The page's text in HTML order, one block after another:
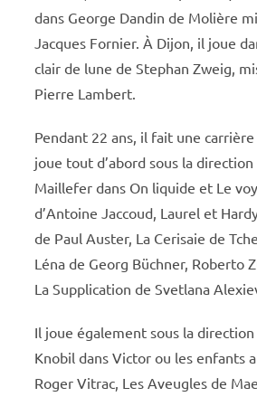
dans George Dandin de Molière
Jacques Fornier. À Dijon, il joue
clair de lune de Stephan Zweig,
Pierre Lambert.
Pendant 22 ans, il fait une
joue tout d’abord sous la
Maillefer dans On liquide et Le
d’Antoine Jaccoud, Laurel et
de Paul Auster, La Cerisaie de
Léna de Georg Büchner, Roberto
La Supplication de Svetlana
Il joue également sous la
Knobil dans Victor ou les enfants
Roger Vitrac, Les Aveugles de